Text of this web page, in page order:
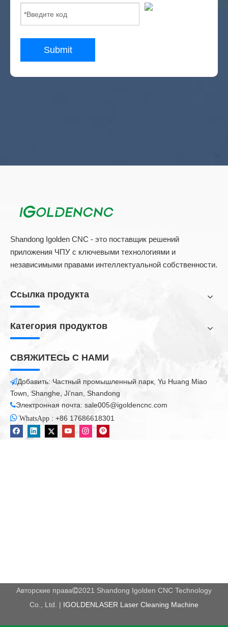
Submit
Shandong Igolden CNC - это поставщик решений
приложения ЧПУ с ключевыми технологиями и
независимыми правами интеллектуальной собственности.
Ссылка продукта
Категория продуктов
СВЯЖИТЕСЬ С НАМИ
Добавить: Частный промышленный парк, Yu Huang Miao
Town, Shanghe, Ji'nan, Shandong
Электронная почта: sale005@igoldencnc.com
 WhatsApp : +86 17686618301
Авторские права2021 Shandong Igolden CNC Technology
Co., Ltd. | IGOLDENLASER Laser Cleaning Machine